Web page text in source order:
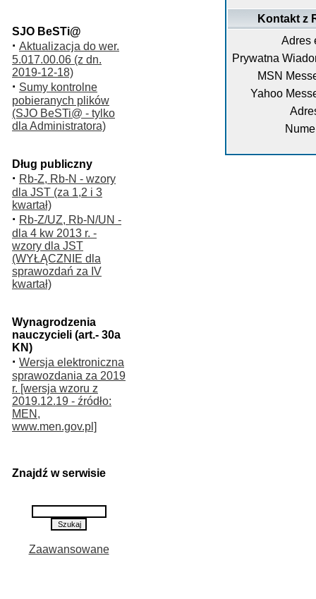
SJO BeSTi@
· Aktualizacja do wer.
5.017.00.06 (z dn.
2019-12-18)
· Sumy kontrolne
pobieranych plików
(SJO BeSTi@ - tylko
dla Administratora)
Dług publiczny
· Rb-Z, Rb-N - wzory
dla JST (za 1,2 i 3
kwartał)
· Rb-Z/UZ, Rb-N/UN -
dla 4 kw 2013 r. -
wzory dla JST
(WYŁĄCZNIE dla
sprawozdań za IV
kwartał)
Wynagrodzenia
nauczycieli (art.- 30a
KN)
· Wersja elektroniczna
sprawozdania za 2019
r. [wersja wzoru z
2019.12.19 - źródło:
MEN,
www.men.gov.pl]
Znajdź w serwisie
Zaawansowane
Kontakt z
Adres
Prywatna
MSN
Yahoo